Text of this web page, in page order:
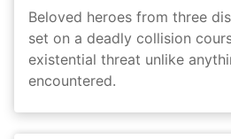
Beloved heroes from three
set on a deadly collision
existential threat unlike
encountered.